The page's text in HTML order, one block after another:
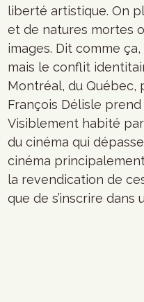
liberté artistique. On
et de natures mortes
images. Dit comme
mais le conflit
Montréal, du Québec,
François Délisle
Visiblement habité
du cinéma qui
cinéma
la revendication de
que de s’inscrire dans